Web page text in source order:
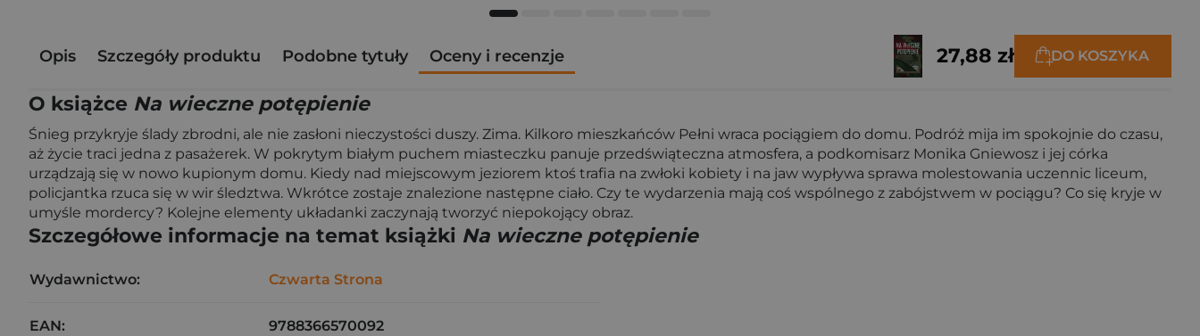
Opis Szczegóły produktu Podobne tytuły Oceny i recenzje 27,88 zł DO KOSZYKA
O książce Na wieczne potępienie
Śnieg przykryje ślady zbrodni, ale nie zasłoni nieczystości duszy. Zima. Kilkoro mieszkańców Pełni wraca pociągiem do domu. Podróż mija im spokojnie do czasu,
aż życie traci jedna z pasażerek. W pokrytym białym puchem miasteczku panuje przedświąteczna atmosfera, a podkomisarz Monika Gniewosz i jej córka
urządzają się w nowo kupionym domu. Kiedy nad miejscowym jeziorem ktoś trafia na zwłoki kobiety i na jaw wypływa sprawa molestowania uczennic liceum,
policjantka rzuca się w wir śledztwa. Wkrótce zostaje znalezione następne ciało. Czy te wydarzenia mają coś wspólnego z zabójstwem w pociągu? Co się kryje w
umyśle mordercy? Kolejne elementy układanki zaczynają tworzyć niepokojący obraz.
Szczegółowe informacje na temat książki Na wieczne potępienie
Wydawnictwo: Czwarta Strona
EAN: 9788366570092